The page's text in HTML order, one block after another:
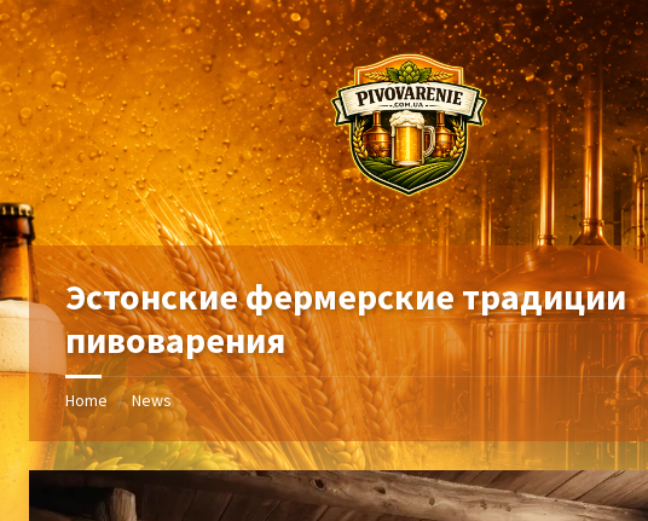
Эстонские фермерские традиции
пивоварения
Home / News